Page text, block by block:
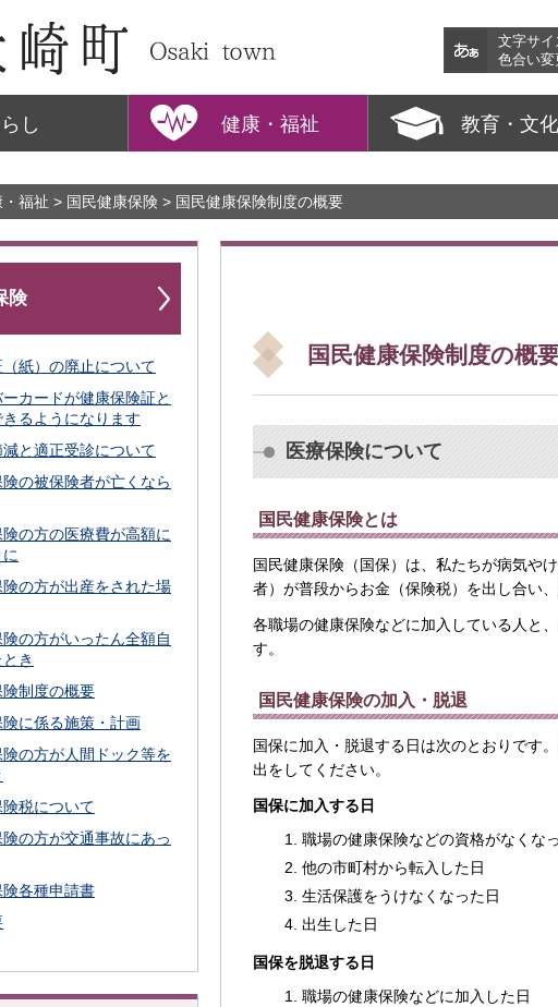
文字サイ
色合い変
し 健康・福祉 教育・文化
福祉 > 国民健康保険 > 国民健康保険制度の概要
険
紙）の廃止について
カードが健康保険証と
きるようになります
減と適正受診について
の被保険者が亡くなら
の方の医療費が高額に
の方が出産をされた場
の方がいったん全額自
き
制度の概要
に係る施策・計画
の方が人間ドック等を
税について
の方が交通事故にあっ
各種申請書
国民健康保険制度の概
医療保険について
国民健康保険とは
国民健康保険（国保）は、私たちが病気や
者）が普段からお金（保険税）を出し合い
各職場の健康保険などに加入している人と
す。
国民健康保険の加入・脱退
国保に加入・脱退する日は次のとおりです
出をしてください。
国保に加入する日
職場の健康保険などの資格がなくな
他の市町村から転入した日
生活保護をうけなくなった日
出生した日
国保を脱退する日
職場の健康保険などに加入した日